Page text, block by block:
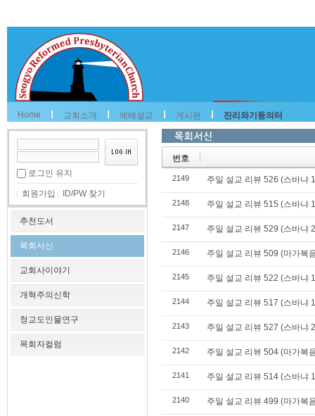
Home 교회소개 예배설교 게시판 진리와기둥의터
로그인 유지
회원가입 ID/PW 찾기
추천도서
목회서신
교회사이야기
개혁주의신학
청교도인물연구
목회자컬럼
번호
2149 주일 설교 리뷰 526 (스바냐
2148 주일 설교 리뷰 515 (스바냐
2147 주일 설교 리뷰 529 (스바냐
2146 주일 설교 리뷰 509 (마가복
2145 주일 설교 리뷰 522 (스바냐
2144 주일 설교 리뷰 517 (스바냐
2143 주일 설교 리뷰 527 (스바냐
2142 주일 설교 리뷰 504 (마가복
2141 주일 설교 리뷰 514 (스바냐
2140 주일 설교 리뷰 499 (마가복